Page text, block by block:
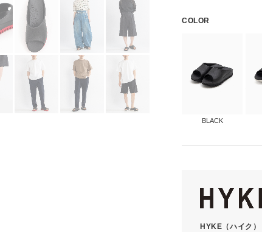
COLOR
BLACK
サイズ
ソール高さ
素材
HYKE（ハイク）